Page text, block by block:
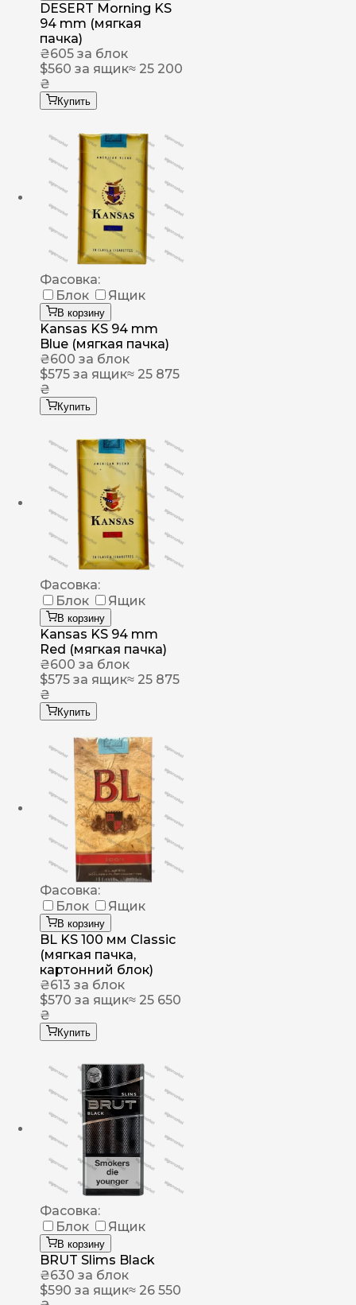
DESERT Morning KS
94 mm (мягкая
пачка)
₴605 за блок
$560 за ящик≈ 25 200
₴
Купить
Фасовка:
Блок
Ящик
В корзину
Kansas KS 94 mm
Blue (мягкая пачка)
₴600 за блок
$575 за ящик≈ 25 875
₴
Купить
Фасовка:
Блок
Ящик
В корзину
Kansas KS 94 mm
Red (мягкая пачка)
₴600 за блок
$575 за ящик≈ 25 875
₴
Купить
Фасовка:
Блок
Ящик
В корзину
BL KS 100 мм Classic
(мягкая пачка,
картонний блок)
₴613 за блок
$570 за ящик≈ 25 650
₴
Купить
Фасовка:
Блок
Ящик
В корзину
BRUT Slims Black
₴630 за блок
$590 за ящик≈ 26 550